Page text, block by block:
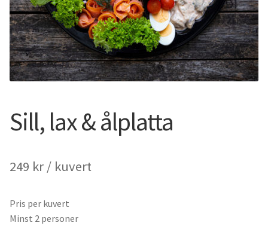
Sill, lax & ålplatta
249 kr / kuvert
Pris per kuvert
Minst 2 personer